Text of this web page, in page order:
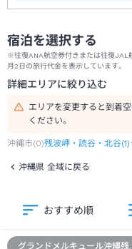
宿泊を選択する
※往復ANA航空券付きまたは往復
月2日の旅行代金を表示しています。
詳細エリアに絞り込む
エリアを変更すると到着
ください。
沖縄市(0)残波岬・読谷・北谷(1)
沖縄県 全域に戻る
おすすめ順
グランドメルキュール沖縄残